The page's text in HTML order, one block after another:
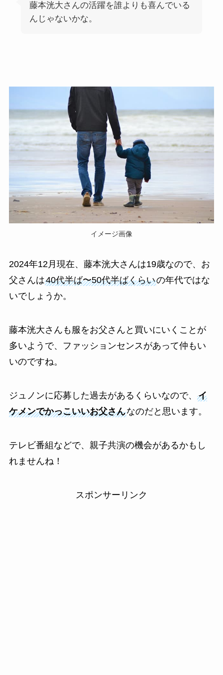
藤本洸大さんの活躍を誰よりも喜んでいる
んじゃないかな。
イメージ画像
2024年12月現在、藤本洸大さんは19歳なので、お
父さんは40代半ば〜50代半ばくらいの年代ではな
いでしょうか。
藤本洸大さんも服をお父さんと買いにいくことが
多いようで、ファッションセンスがあって仲もい
いのですね。
ジュノンに応募した過去があるくらいなので、 イ
ケメンでかっこいいお父さんなのだと思います。
テレビ番組などで、親子共演の機会があるかもし
れませんね！
スポンサーリンク